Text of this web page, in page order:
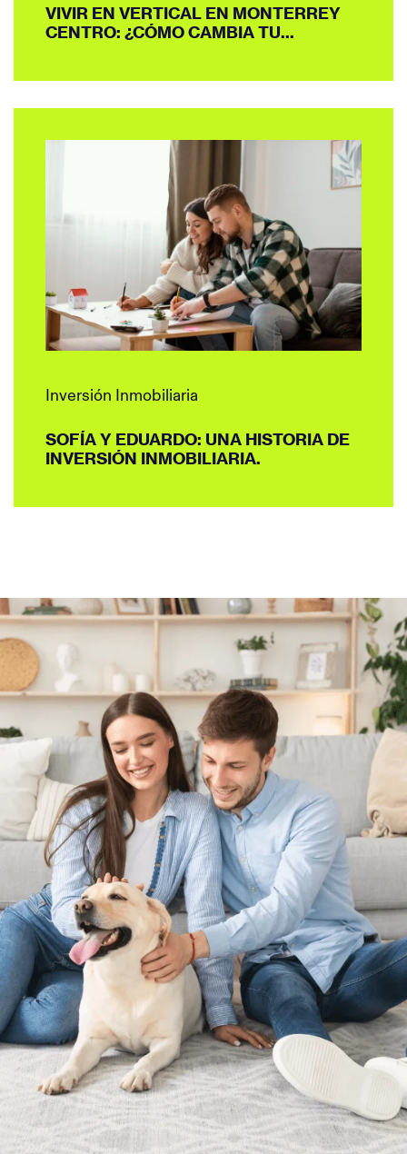
VIVIR EN VERTICAL EN MONTERREY
CENTRO: ¿CÓMO CAMBIA TU...
Inversión Inmobiliaria
SOFÍA Y EDUARDO: UNA HISTORIA DE
INVERSIÓN INMOBILIARIA.